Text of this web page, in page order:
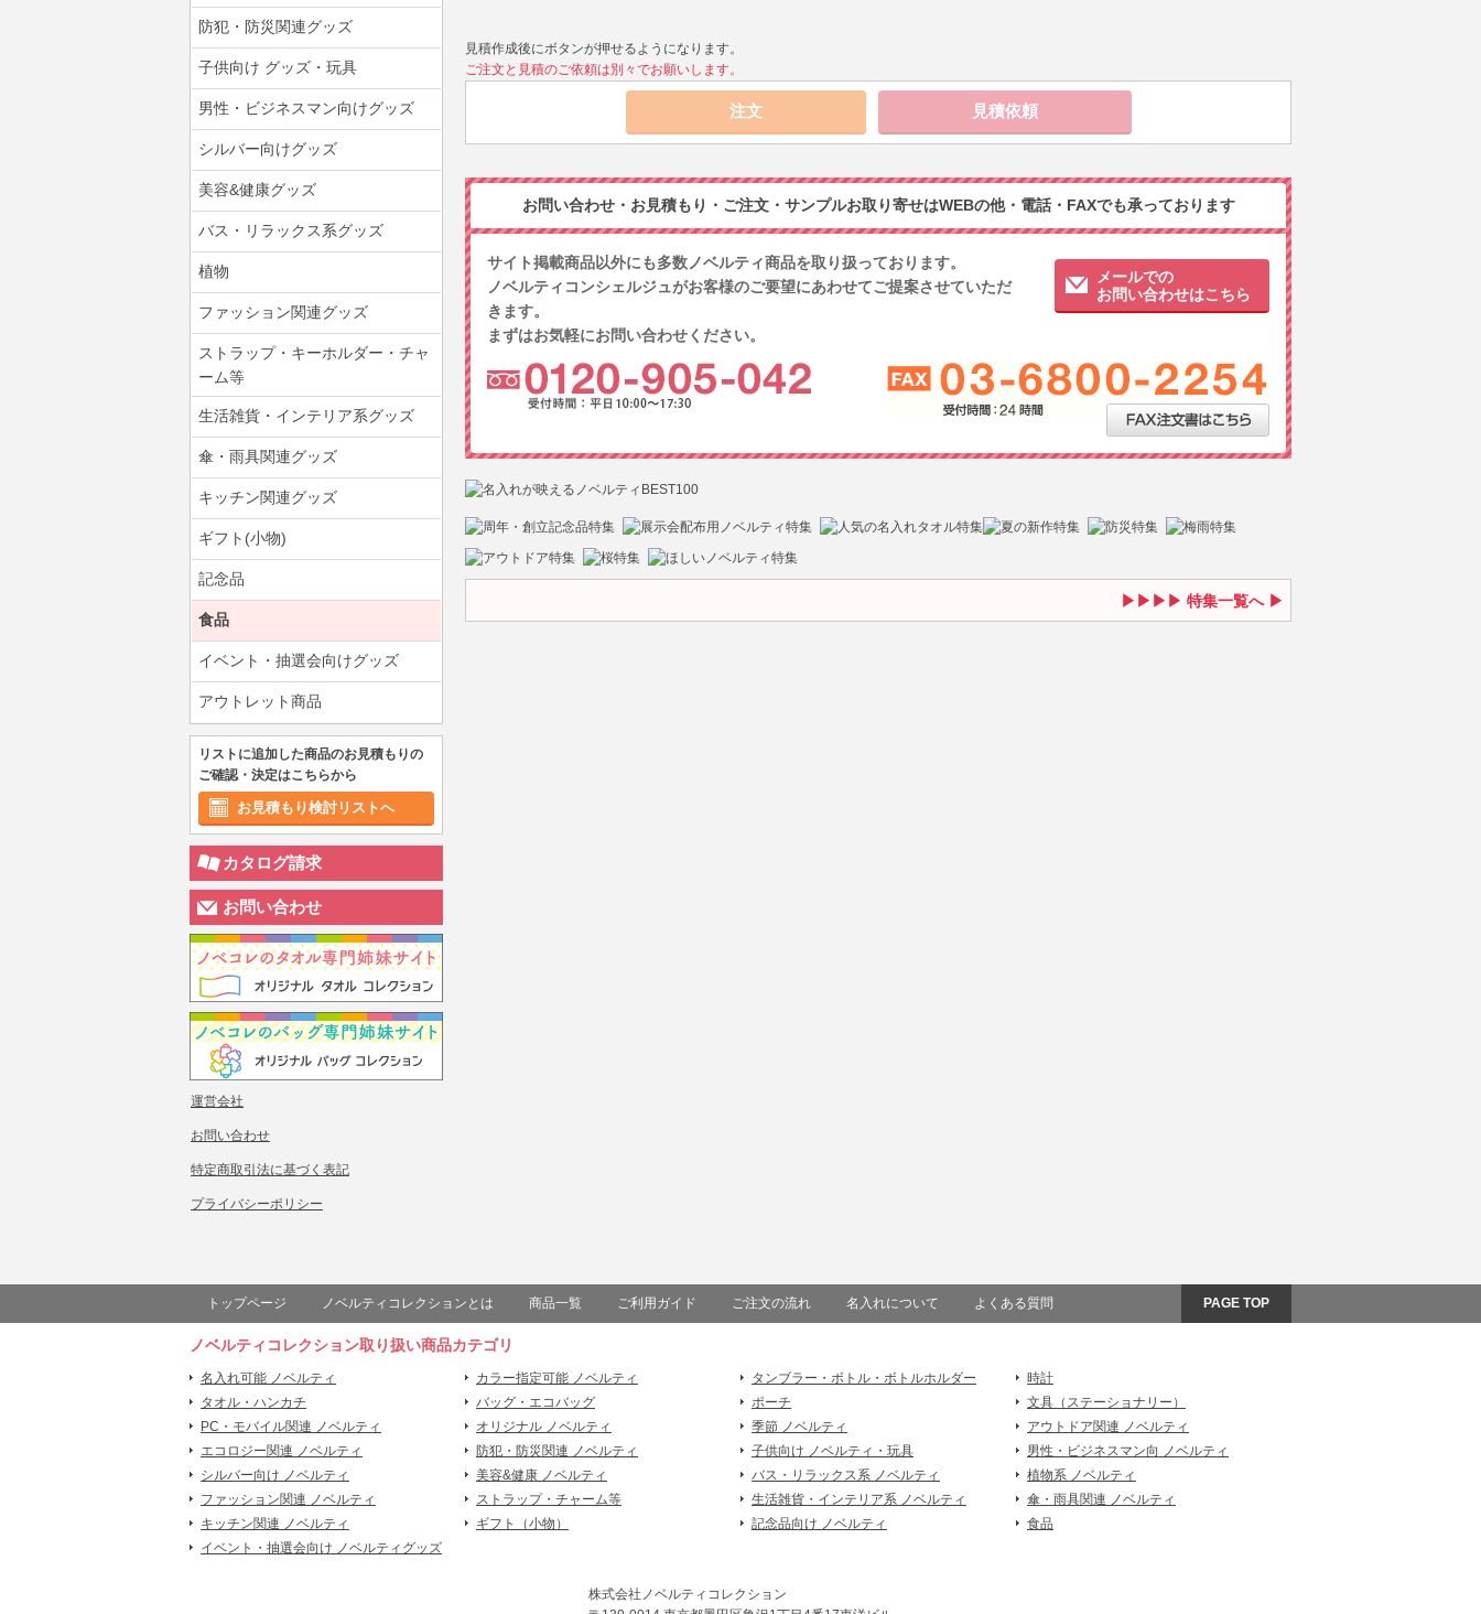
防犯・防災関連グッズ
子供向け グッズ・玩具
男性・ビジネスマン向けグッズ
シルバー向けグッズ
美容&健康グッズ
バス・リラックス系グッズ
植物
ファッション関連グッズ
ストラップ・キーホルダー・チャ
ーム等
生活雑貨・インテリア系グッズ
傘・雨具関連グッズ
キッチン関連グッズ
ギフト(小物)
記念品
食品
イベント・抽選会向けグッズ
アウトレット商品
リストに追加した商品のお見積もりの
ご確認・決定はこちらから
お見積もり検討リストへ
カタログ請求
お問い合わせ
運営会社
お問い合わせ
特定商取引法に基づく表記
プライバシーポリシー
見積作成後にボタンが押せるようになります。
ご注文と見積のご依頼は別々でお願いします。
お問い合わせ・お見積もり・ご注文・サンプルお取り寄せはWEBの他・電話・FAXでも承っております
サイト掲載商品以外にも多数ノベルティ商品を取り扱っております。
ノベルティコンシェルジュがお客様のご要望にあわせてご提案させていただ
きます。
まずはお気軽にお問い合わせください。
メールでの
お問い合わせはこちら
特集一覧へ
トップページ ノベルティコレクションとは 商品一覧 ご利用ガイド ご注文の流れ 名入れについて よくある質問 PAGE TOP
ノベルティコレクション取り扱い商品カテゴリ
名入れ可能 ノベルティ カラー指定可能 ノベルティ タンブラー・ボトル・ボトルホルダー
時計
タオル・ハンカチ
バッグ・エコバッグ ポーチ
文具（ステーショナリー）
PC・モバイル関連 ノベルティ
オリジナル ノベルティ 季節 ノベルティ
アウトドア関連 ノベルティ
エコロジー関連 ノベルティ
防犯・防災関連 ノベルティ 子供向け ノベルティ・玩具
男性・ビジネスマン向 ノベルティ
シルバー向け ノベルティ
美容&健康 ノベルティ バス・リラックス系 ノベルティ
植物系 ノベルティ
ファッション関連 ノベルティ
ストラップ・チャーム等 生活雑貨・インテリア系 ノベルティ
傘・雨具関連 ノベルティ
キッチン関連 ノベルティ
ギフト（小物） 記念品向け ノベルティ
食品
イベント・抽選会向け ノベルティグッズ
株式会社ノベルティコレクション